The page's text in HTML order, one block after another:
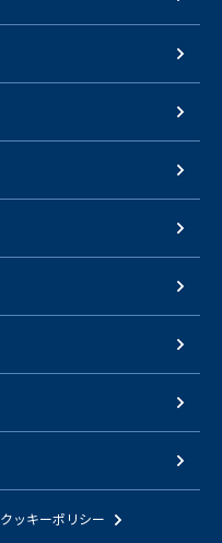
クッキーポリシー